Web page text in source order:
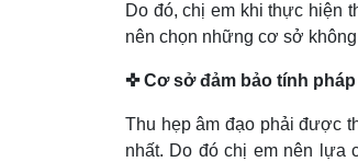
Do đó, chị em khi thực hiện
nên chọn những cơ sở
✜ Cơ sở đảm bảo tính
Thu hẹp âm đạo phải được
nhất. Do đó chị em nên lựa